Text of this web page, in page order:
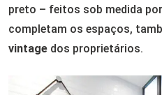
preto – feitos sob medida
completam os espaços,
vintage dos proprietários.